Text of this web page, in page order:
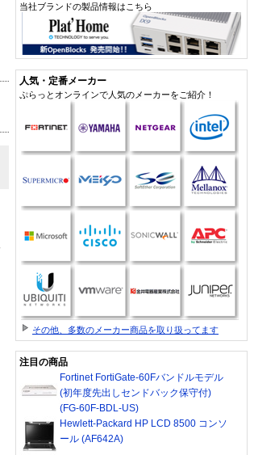
当社ブランドの製品情報はこちら
人気・定番メーカー
ぷらっとオンラインで人気のメーカーをご紹介！
その他、多数のメーカー商品を取り扱ってます
注目の商品
Fortinet FortiGate-60Fバンドルモデル
(初年度先出しセンドバック保守付)
(FG-60F-BDL-US)
Hewlett-Packard HP LCD 8500 コンソ
ール (AF642A)